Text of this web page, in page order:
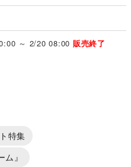
～ 2/20 08:00 販売終了
特集
』